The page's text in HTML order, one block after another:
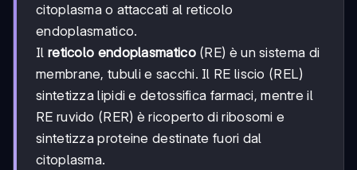
citoplasma o attaccati al reticolo
endoplasmatico.
Il reticolo endoplasmatico(RE) è un sistema di
membrane, tubuli e sacchi. Il RE liscio (REL)
sintetizza lipidi e detossifica farmaci, mentre il
RE ruvido (RER) è ricoperto di ribosomi e
sintetizza proteine destinate fuori dal
citoplasma.